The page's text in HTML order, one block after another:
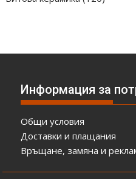
Информация за
Общи условия
Доставки и плащания
Връщане, замяна и